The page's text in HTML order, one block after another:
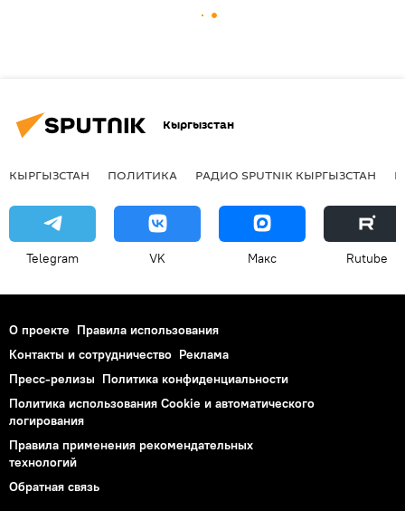
Кыргызстан
КЫРГЫЗСТАН ПОЛИТИКА РАДИО SPUTNIK КЫРГЫЗСТАН
Telegram VK Макс Rutube
О проекте Правила использования
Контакты и сотрудничество Реклама
Пресс-релизы Политика конфиденциальности
Политика использования Cookie и автоматического
логирования
Правила применения рекомендательных
технологий
Обратная связь